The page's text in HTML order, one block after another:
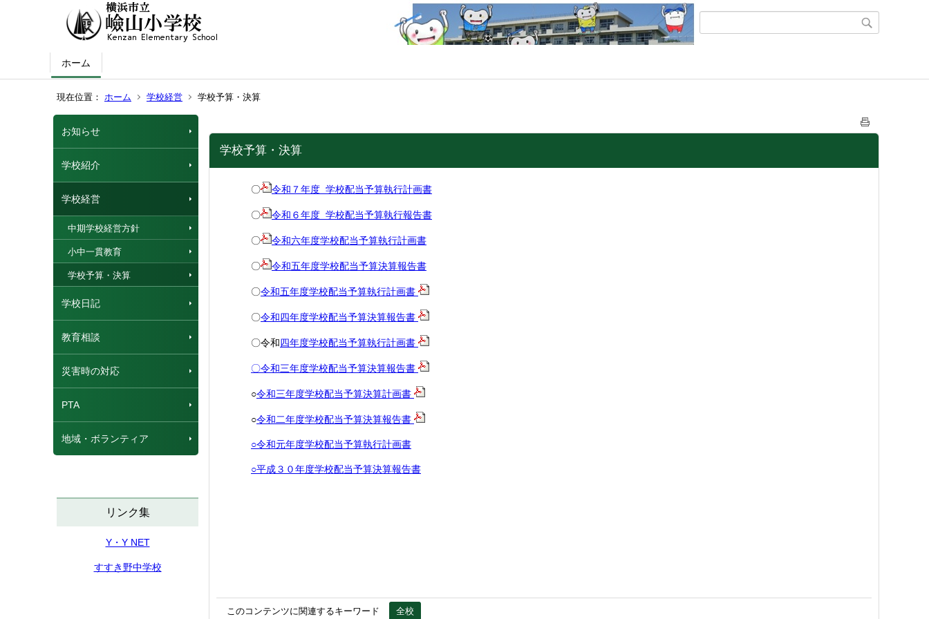
ホーム
現在位置： ホーム 学校経営 学校予算・決算
お知らせ
学校紹介
学校経営
中期学校経営方針
小中一貫教育
学校予算・決算
学校日記
教育相談
災害時の対応
PTA
地域・ボランティア
リンク集
Y・Y NET
すすき野中学校
学校予算・決算
〇 令和７年度 学校配当予算執行計画書
〇 令和６年度 学校配当予算執行報告書
〇 令和六年度学校配当予算執行計画書
〇 令和五年度学校配当予算決算報告書
〇令和五年度学校配当予算執行計画書
〇令和四年度学校配当予算決算報告書
〇令和四年度学校配当予算執行計画書
〇令和三年度学校配当予算決算報告書
○令和三年度学校配当予算決算計画書
○令和二年度学校配当予算決算報告書
○令和元年度学校配当予算執行計画書
○平成３０年度学校配当予算決算報告書
このコンテンツに関連するキーワード 全校